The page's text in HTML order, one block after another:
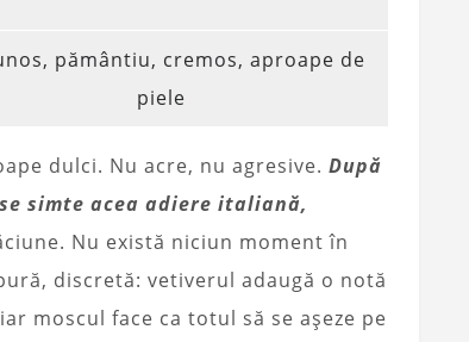
pământiu, cremos, aproape de
piele
dulci. Nu acre, nu agresive. După
simte acea adiere italiană,
Nu există niciun moment în
discretă: vetiverul adaugă o notă
moscul face ca totul să se așeze pe